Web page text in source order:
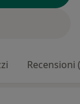
Recensioni